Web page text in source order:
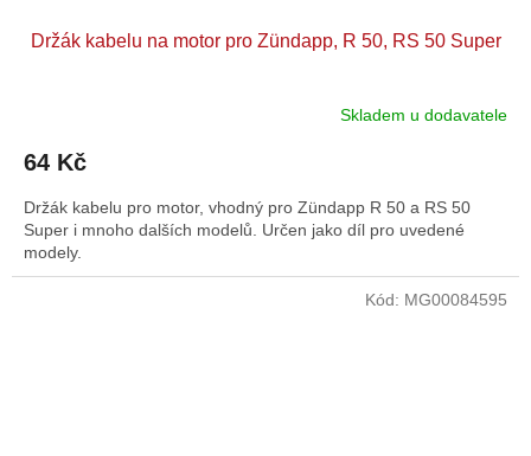
Držák kabelu na motor pro Zündapp, R 50, RS 50 Super
Skladem u dodavatele
64 Kč
Držák kabelu pro motor, vhodný pro Zündapp R 50 a RS 50
Super i mnoho dalších modelů. Určen jako díl pro uvedené
modely.
Kód: MG00084595